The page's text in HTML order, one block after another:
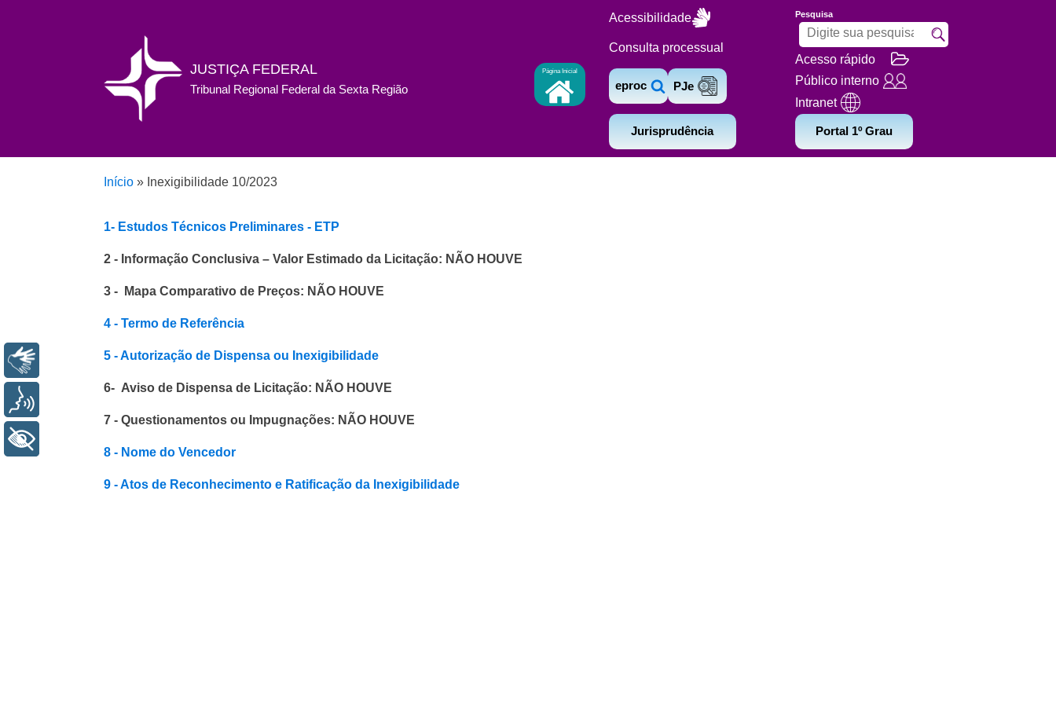
JUSTIÇA FEDERAL
Tribunal Regional Federal da Sexta Região
Página Inicial
Acessibilidade
Consulta processual
eproc PJe
Jurisprudência
Pesquisa
Acesso rápido
Público interno
Intranet
Portal 1º Grau
Início » Inexigibilidade 10/2023
1- Estudos Técnicos Preliminares - ETP
2 - Informação Conclusiva – Valor Estimado da Licitação: NÃO HOUVE
3 - Mapa Comparativo de Preços: NÃO HOUVE
4 - Termo de Referência
5 - Autorização de Dispensa ou Inexigibilidade
6- Aviso de Dispensa de Licitação: NÃO HOUVE
7 - Questionamentos ou Impugnações: NÃO HOUVE
8 - Nome do Vencedor
9 - Atos de Reconhecimento e Ratificação da Inexigibilidade